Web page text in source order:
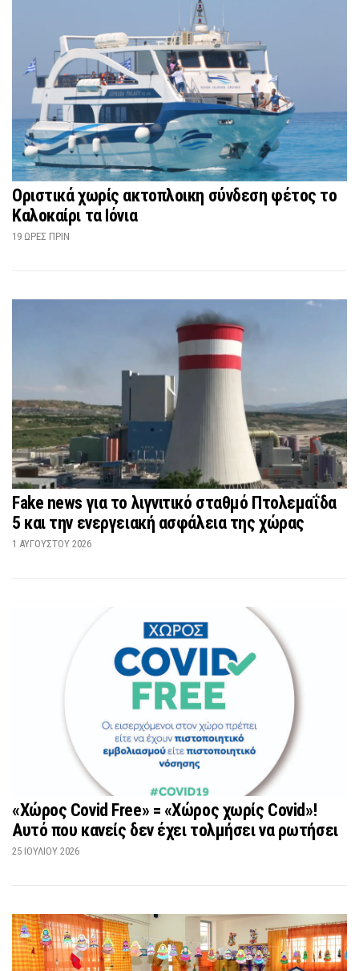
Οριστικά χωρίς ακτοπλοικη σύνδεση φέτος το
Καλοκαίρι τα Ιόνια
19 ΏΡΕΣ ΠΡΙΝ
Fake news για το λιγνιτικό σταθμό Πτολεμαΐδα
5 και την ενεργειακή ασφάλεια της χώρας
1 ΑΥΓΟΎΣΤΟΥ 2026
«Χώρος Covid Free» = «Χώρος χωρίς Covid»!
Αυτό που κανείς δεν έχει τολμήσει να ρωτήσει
25 ΙΟΥΛΊΟΥ 2026